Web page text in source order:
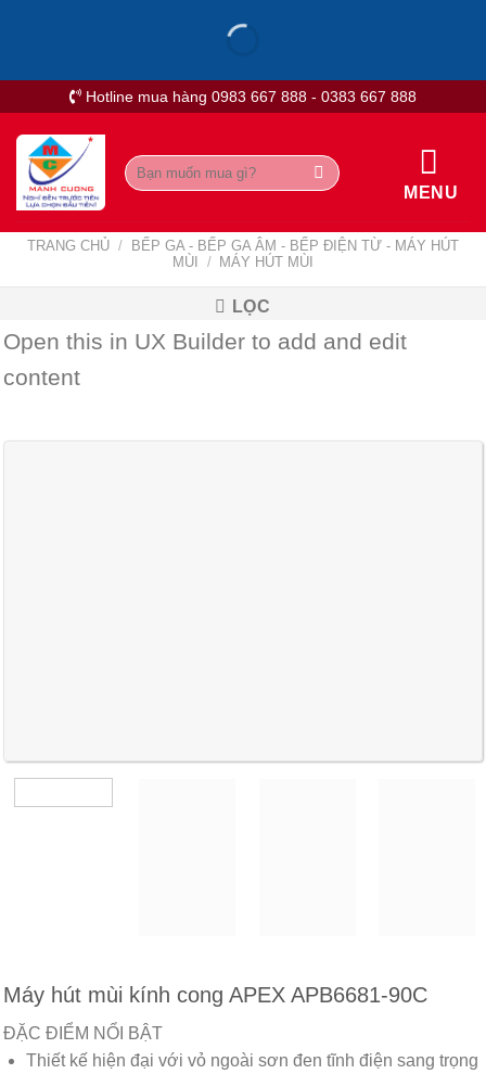
Hotline mua hàng 0983 667 888 - 0383 667 888
Tìm
kiếm:
MENU
TRANG CHỦ /
BẾP GA - BẾP GA ÂM - BẾP ĐIỆN TỪ - MÁY HÚT
MÙI
/ MÁY HÚT MÙI
LỌC
Open this in UX Builder to add and edit
content
Máy hút mùi kính cong APEX APB6681-90C
ĐẶC ĐIỂM NỔI BẬT
Thiết kế hiện đại với vỏ ngoài sơn đen tĩnh điện sang trọng